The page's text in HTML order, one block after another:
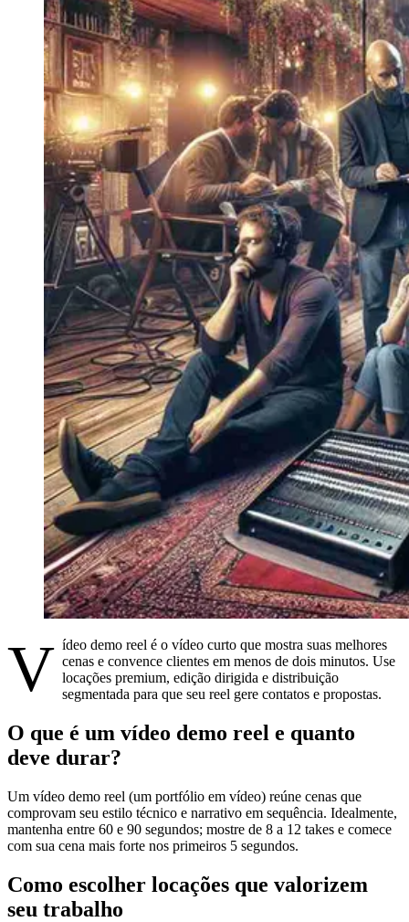
V ídeo demo reel é o vídeo curto que mostra suas melhores
cenas e convence clientes em menos de dois minutos. Use
locações premium, edição dirigida e distribuição
segmentada para que seu reel gere contatos e propostas.
O que é um vídeo demo reel e quanto
deve durar?
Um vídeo demo reel (um portfólio em vídeo) reúne cenas que
comprovam seu estilo técnico e narrativo em sequência. Idealmente,
mantenha entre 60 e 90 segundos; mostre de 8 a 12 takes e comece
com sua cena mais forte nos primeiros 5 segundos.
Como escolher locações que valorizem
seu trabalho